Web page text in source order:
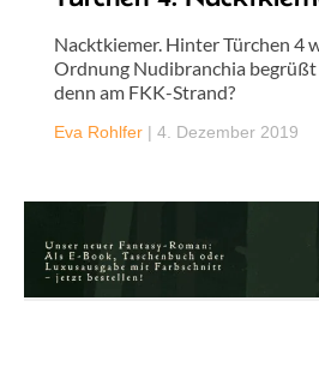
Nacktkiemer. Hinter Türchen 4
Ordnung Nudibranchia begrüßt
denn am FKK-Strand?
Eva Rohlfer | 4. Dezember 2019